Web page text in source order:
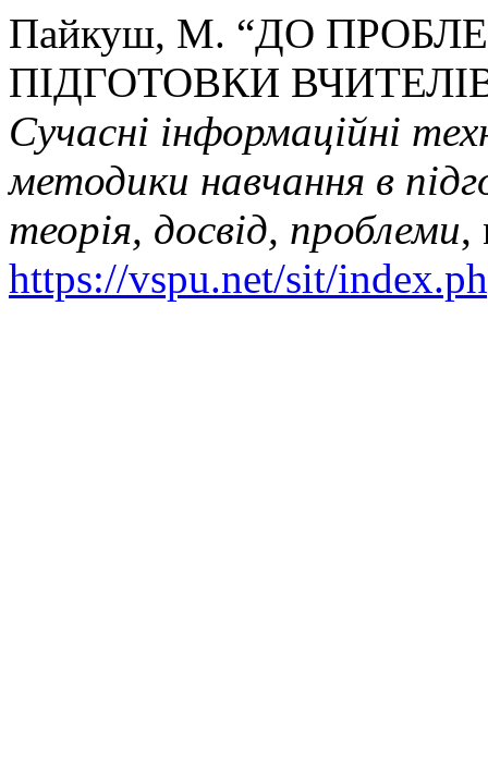
Пайкуш, М. “ДО
ПІДГОТОВКИ
Сучасні інформаційні
методики навчання в
теорія, досвід, проблеми,
https://vspu.net/sit/